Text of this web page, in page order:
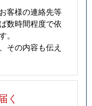
客様の連絡先等
数時間程度で依
。
その内容も伝え
く